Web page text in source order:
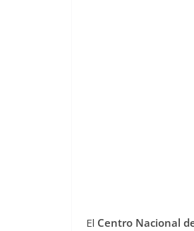
El Centro Nacional